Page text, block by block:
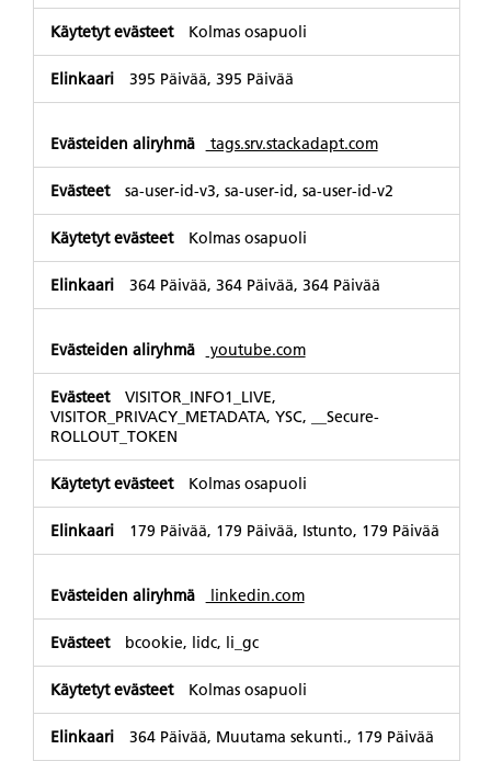
Kolmas osapuoli
395 Päivää, 395 Päivää
tags.srv.stackadapt.com
sa-user-id-v3, sa-user-id, sa-user-id-v2
Kolmas osapuoli
364 Päivää, 364 Päivää, 364 Päivää
youtube.com
VISITOR_INFO1_LIVE,
VISITOR_PRIVACY_METADATA, YSC, __Secure-
ROLLOUT_TOKEN
Kolmas osapuoli
179 Päivää, 179 Päivää, Istunto, 179 Päivää
linkedin.com
bcookie, lidc, li_gc
Kolmas osapuoli
364 Päivää, Muutama sekunti., 179 Päivää